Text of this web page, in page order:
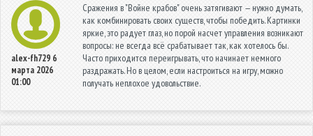
alex-fh729 6
марта 2026
01:00
Сражения в "Войне крабов" очень затягивают — нужно думать,
как комбинировать своих существ, чтобы победить. Картинки
яркие, это радует глаз, но порой насчет управления возникают
вопросы: не всегда всё срабатывает так, как хотелось бы.
Часто приходится переигрывать, что начинает немного
раздражать. Но в целом, если настроиться на игру, можно
получать неплохое удовольствие.